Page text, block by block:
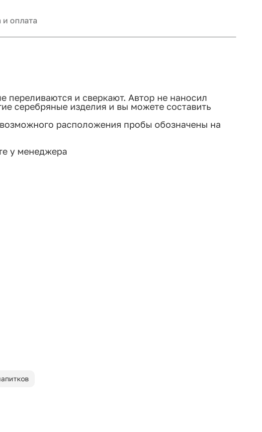
и оплата
переливаются и сверкают. Автор не наносил
серебряные изделия и вы можете составить
расположения пробы обозначены на
у менеджера